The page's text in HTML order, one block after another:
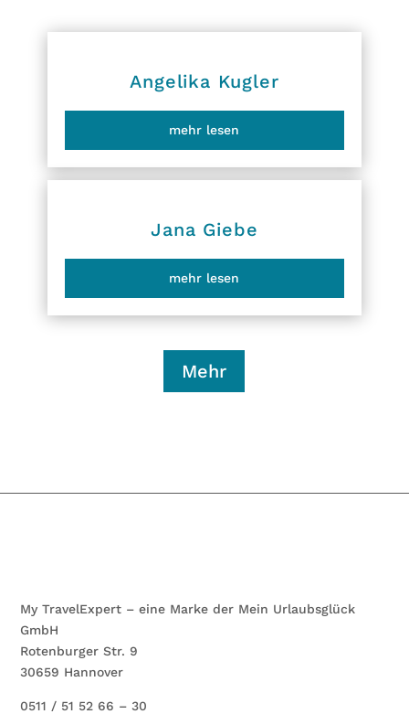
Angelika Kugler
mehr lesen
Jana Giebe
mehr lesen
Mehr
My TravelExpert – eine Marke der Mein Urlaubsglück
GmbH
Rotenburger Str. 9
30659 Hannover
0511 / 51 52 66 – 30